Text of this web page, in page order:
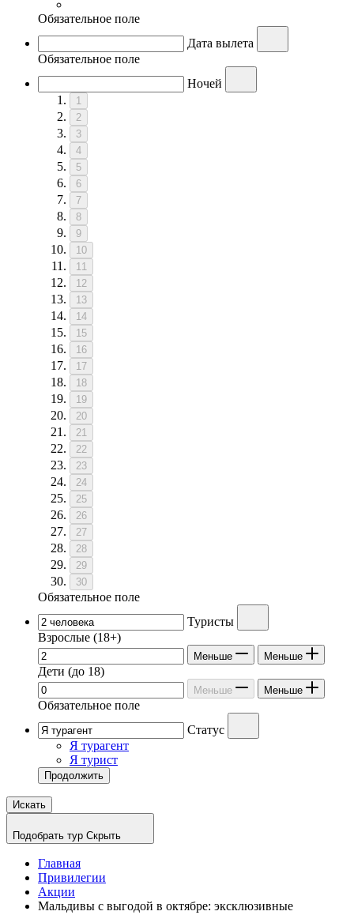
Обязательное поле
Дата вылета
Обязательное поле
Ночей
1
2
3
4
5
6
7
8
9
10
11
12
13
14
15
16
17
18
19
20
21
22
23
24
25
26
27
28
29
30
Обязательное поле
Туристы
Взрослые (18+)
Меньше Меньше
Дети (до 18)
Меньше Меньше
Обязательное поле
Статус
Я турагент
Я турист
Продолжить
Искать
Подобрать тур Скрыть
Главная
Привилегии
Акции
Мальдивы с выгодой в октябре: эксклюзивные